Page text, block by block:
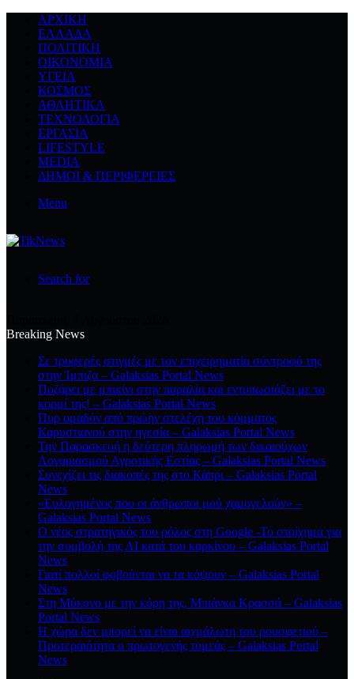
ΑΡΧΙΚΉ
ΕΛΛΆΔΑ
ΠΟΛΙΤΙΚΉ
ΟΙΚΟΝΟΜΊΑ
ΥΓΕΊΑ
ΚΌΣΜΟΣ
ΑΘΛΗΤΙΚΆ
ΤΕΧΝΟΛΟΓΙΆ
ΕΡΓΑΣΊΑ
LIFESTYLE
MEDIA
ΔΉΜΟΙ & ΠΕΡΙΦΈΡΕΙΕΣ
Menu
Search for
Breaking News
Σε τρυφερές στιγμές με τον επιχειρηματία σύντροφό της
στην Ίμπιζα – Galaksias Portal News
Ποζάρει με μπικίνι στην παραλία και εντυπωσιάζει με το
κορμί της! – Galaksias Portal News
Πυρ ομαδόν από πρώην στελέχη του κόμματος
Καρυστιανού στην ηγεσία – Galaksias Portal News
Την Παρασκευή η δεύτερη πληρωμή των δικαιούχων
Λογαριασμού Αγροτικής Εστίας – Galaksias Portal News
Συνεχίζει τις διακοπές της στο Κάπρι – Galaksias Portal
News
«Ευλογημένος που οι άνθρωποι μού χαμογελούν» –
Galaksias Portal News
O νέος στρατηγικός του ρόλος στη Google -Το στοίχημα για
την συμβολή της ΑΙ κατά του καρκίνου – Galaksias Portal
News
Γιατί πολλοί φοβούνται να τα κόψουν – Galaksias Portal
News
Στη Μύκονο με την κόρη της, Μπιάνκα Κρασσά – Galaksias
Portal News
Η χώρα δεν μπορεί να είναι αιχμάλωτη του ρουσφετιού –
Προτεραιότητα ο πρωτογενής τομεάς – Galaksias Portal
News